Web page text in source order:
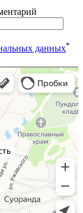
данных*